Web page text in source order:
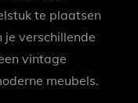
te plaatsen
je verschillende
vintage
meubels.